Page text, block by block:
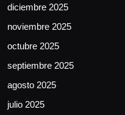
diciembre 2025
noviembre 2025
octubre 2025
septiembre 2025
agosto 2025
julio 2025